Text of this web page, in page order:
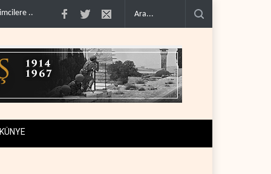
kartelleri Ukrayna'daki İHA teknolojisinin peşin.. Suudi Arabistan, Asya
KÜNYE